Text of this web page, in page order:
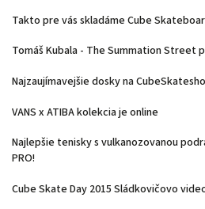
Takto pre vás skladáme Cube
Tomáš Kubala - The Summation Street
Najzaujímavejšie dosky na
VANS x ATIBA kolekcia je online
Najlepšie tenisky s vulkanozovanou
PRO!
Cube Skate Day 2015 Sládkovičovo